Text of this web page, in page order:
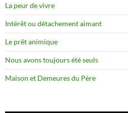
La peur de vivre
Intérêt ou détachement aimant
Le prêt animique
Nous avons toujours été seuls
Maison et Demeures du Père